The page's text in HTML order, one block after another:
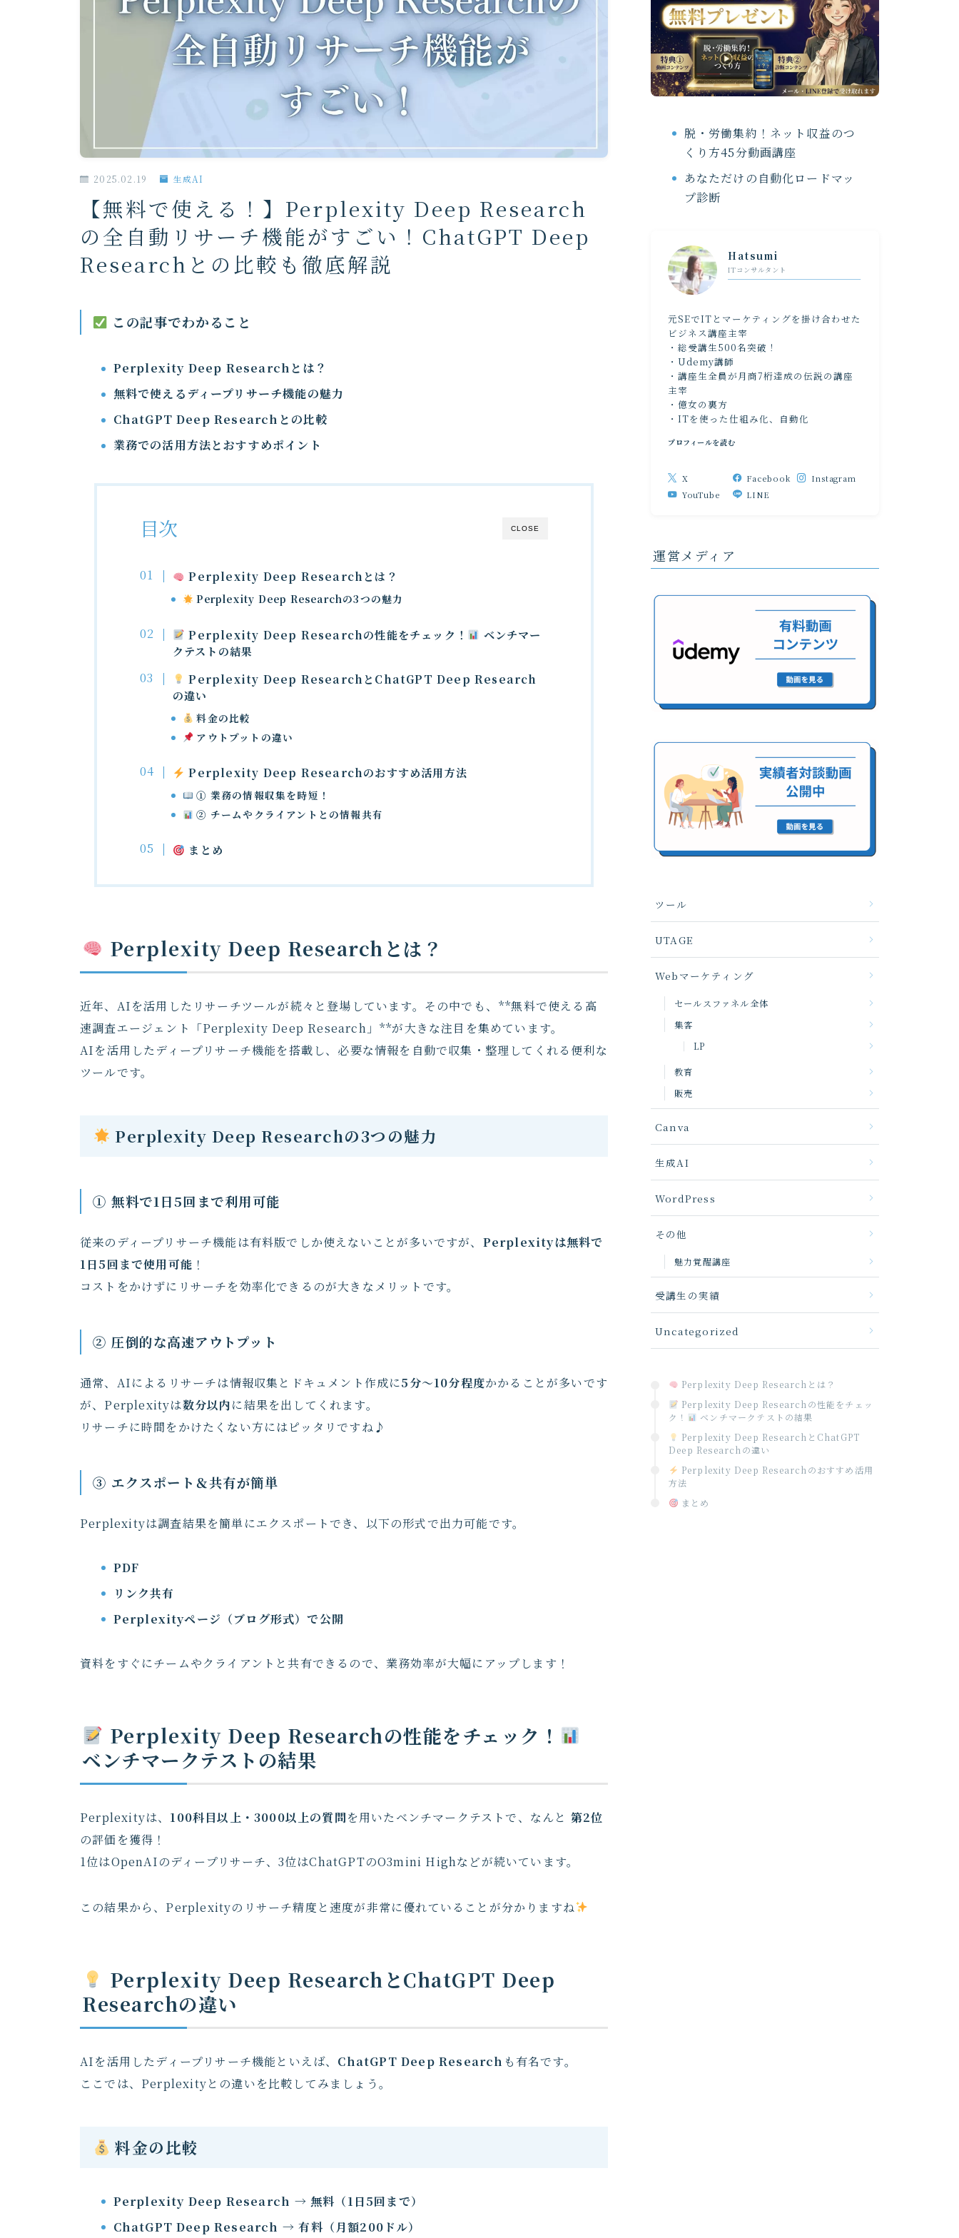
2025.02.19 生成AI
【無料で使える！】Perplexity Deep Research
の全自動リサーチ機能がすごい！ChatGPT Deep
Researchとの比較も徹底解説
この記事でわかること
Perplexity Deep Researchとは？
無料で使えるディープリサーチ機能の魅力
ChatGPT Deep Researchとの比較
業務での活用方法とおすすめポイント
CLOSE
目次
Perplexity Deep Researchとは？
Perplexity Deep Researchの3つの魅力
Perplexity Deep Researchの性能をチェック！
ベンチマー
クテストの結果
Perplexity Deep ResearchとChatGPT Deep Research
の違い
料金の比較
アウトプットの違い
Perplexity Deep Researchのおすすめ活用方法
① 業務の情報収集を時短！
② チームやクライアントとの情報共有
まとめ
Perplexity Deep Researchとは？
近年、AIを活用したリサーチツールが続々と登場しています。その中でも、**無料で使える高
速調査エージェント「Perplexity Deep Research」**が大きな注目を集めています。
AIを活用したディープリサーチ機能を搭載し、必要な情報を自動で収集・整理してくれる便利な
ツールです。
Perplexity Deep Researchの3つの魅力
① 無料で1日5回まで利用可能
従来のディープリサーチ機能は有料版でしか使えないことが多いですが、 Perplexityは無料で
1日5回まで使用可能 ！
コストをかけずにリサーチを効率化できるのが大きなメリットです。
② 圧倒的な高速アウトプット
通常、AIによるリサーチは情報収集とドキュメント作成に5分～10分程度かかることが多いです
が、Perplexityは数分以内に結果を出してくれます。
リサーチに時間をかけたくない方にはピッタリですね♪
③ エクスポート＆共有が簡単
Perplexityは調査結果を簡単にエクスポートでき、以下の形式で出力可能です。
PDF
リンク共有
Perplexityページ（ブログ形式）で公開
資料をすぐにチームやクライアントと共有できるので、業務効率が大幅にアップします！
Perplexity Deep Researchの性能をチェック！
ベンチマークテストの結果
Perplexityは、 100科目以上・3000以上の質問を用いたベンチマークテストで、なんと 第2位
の評価を獲得！
1位はOpenAIのディープリサーチ、3位はChatGPTのO3mini Highなどが続いています。
この結果から、Perplexityのリサーチ精度と速度が非常に優れていることが分かりますね
Perplexity Deep ResearchとChatGPT Deep
Researchの違い
AIを活用したディープリサーチ機能といえば、 ChatGPT Deep Research も有名です。
ここでは、Perplexityとの違いを比較してみましょう。
料金の比較
Perplexity Deep Research → 無料（1日5回まで）
ChatGPT Deep Research →有料（月額200ドル）
脱・労働集約！ネット収益のつ
くり方45分動画講座
あなただけの自動化ロードマッ
プ診断
Hatsumi
ITコンサルタント
元SEでITとマーケティングを掛け合わせた
ビジネス講座主宰
・総受講生500名突破！
・Udemy講師
・講座生全員が月商7桁達成の伝説の講座
主宰
・億女の裏方
・ITを使った仕組み化、自動化
プロフィールを読む
X Facebook
Instagram
YouTube
LINE
運営メディア
ツール
UTAGE
Webマーケティング
セールスファネル全体
集客
LP
教育
販売
Canva
生成AI
WordPress
その他
魅力覚醒講座
受講生の実績
Uncategorized
Perplexity Deep Researchとは？
Perplexity Deep Researchの性能をチェッ
ク！
ベンチマークテストの結果
Perplexity Deep ResearchとChatGPT
Deep Researchの違い
Perplexity Deep Researchのおすすめ活用
方法
まとめ